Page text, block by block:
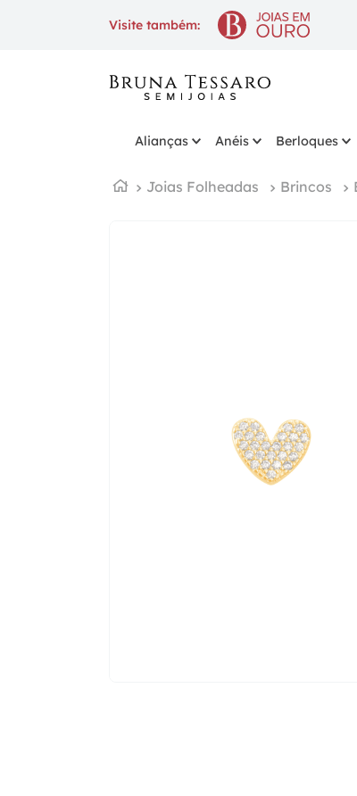
Visite também:
10% OFF na 1ª compra com
Alianças Anéis Berloques
Joias Folheadas Brincos